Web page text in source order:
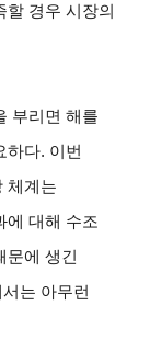
경우 시장의
부리면 해를
하다. 이번
체계는
에 대해 수조
에 생긴
는 아무런